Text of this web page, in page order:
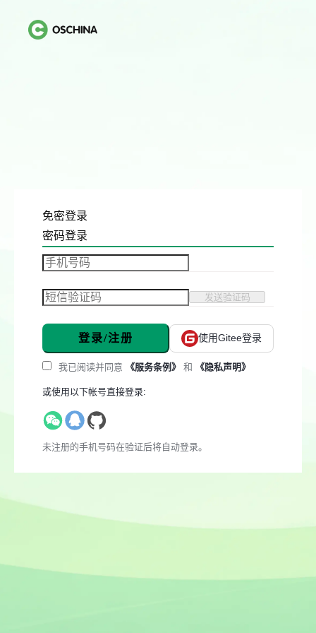
免密登录
密码登录
发送验证码
登录/注册 使用Gitee登录
我已阅读并同意 《服务条例》 和 《隐私声明》
或使用以下帐号直接登录:
未注册的手机号码在验证后将自动登录。